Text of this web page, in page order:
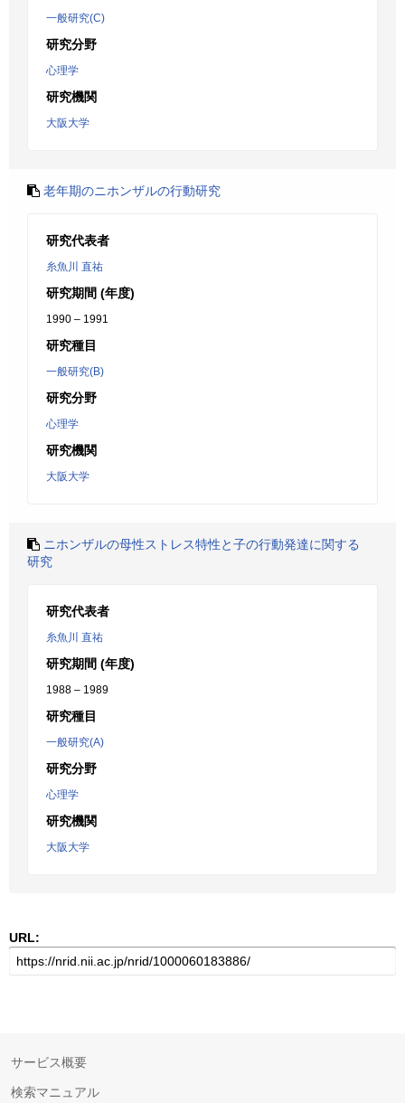
一般研究(C)
研究分野
心理学
研究機関
大阪大学
老年期のニホンザルの行動研究
研究代表者
糸魚川 直祐
研究期間 (年度)
1990 – 1991
研究種目
一般研究(B)
研究分野
心理学
研究機関
大阪大学
ニホンザルの母性ストレス特性と子の行動発達に関する
研究
研究代表者
糸魚川 直祐
研究期間 (年度)
1988 – 1989
研究種目
一般研究(A)
研究分野
心理学
研究機関
大阪大学
URL:
サービス概要
検索マニュアル